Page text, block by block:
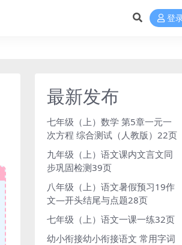
登
最新发布
七年级（上）数学 第5章一元一
次方程 综合测试（人教版）22页
九年级（上）语文课内文言文同
步巩固检测39页
八年级（上）语文暑假预习19作
文—开头结尾与点题28页
七年级（上）语文一课一练32页
幼小衔接幼小衔接语文 常用字词